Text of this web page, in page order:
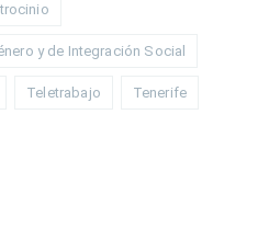
y de Integración Social
Teletrabajo Tenerife